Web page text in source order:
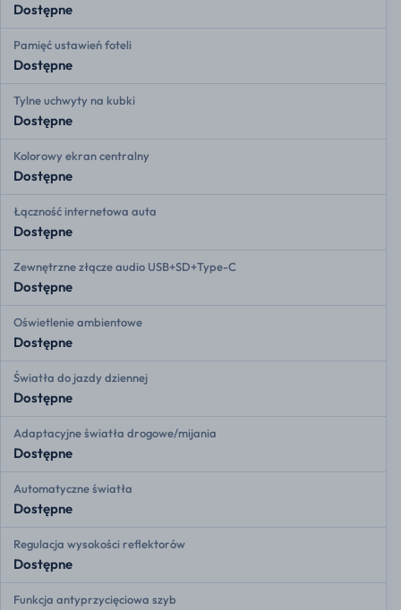
Dostępne
Pamięć ustawień foteli
Dostępne
Tylne uchwyty na kubki
Dostępne
Kolorowy ekran centralny
Dostępne
Łączność internetowa auta
Dostępne
Zewnętrzne złącze audio USB+SD+Type-C
Dostępne
Oświetlenie ambientowe
Dostępne
Światła do jazdy dziennej
Dostępne
Adaptacyjne światła drogowe/mijania
Dostępne
Automatyczne światła
Dostępne
Regulacja wysokości reflektorów
Dostępne
Funkcja antyprzycięciowa szyb